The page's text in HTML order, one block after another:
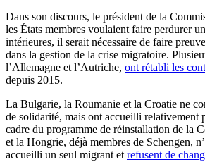
Dans son discours, le président de la
les États membres voulaient faire perdurer
intérieures, il serait nécessaire de faire
dans la gestion de la crise migratoire.
l’Allemagne et l’Autriche, ont rétabli les
depuis 2015.
La Bulgarie, la Roumanie et la Croatie ne
de solidarité, mais ont accueilli relativement
cadre du programme de réinstallation de la
et la Hongrie, déjà membres de Schengen,
accueilli un seul migrant et refusent de